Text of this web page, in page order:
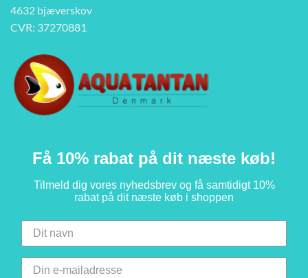
4632 bjæverskov
CVR: 37270881
Få 10% rabat på dit næste køb!
Tilmeld dig vores nyhedsbrev og få samtidigt 10%
rabat på dit næste køb i shoppen